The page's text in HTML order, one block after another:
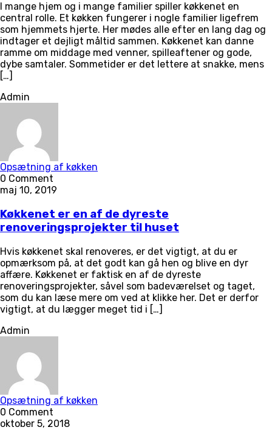
I mange hjem og i mange familier spiller køkkenet en
central rolle. Et køkken fungerer i nogle familier ligefrem
som hjemmets hjerte. Her mødes alle efter en lang dag og
indtager et dejligt måltid sammen. Køkkenet kan danne
ramme om middage med venner, spilleaftener og gode,
dybe samtaler. Sommetider er det lettere at snakke, mens
[…]
Admin
Opsætning af køkken
0 Comment
maj 10, 2019
Køkkenet er en af de dyreste
renoveringsprojekter til huset
Hvis køkkenet skal renoveres, er det vigtigt, at du er
opmærksom på, at det godt kan gå hen og blive en dyr
affære. Køkkenet er faktisk en af de dyreste
renoveringsprojekter, såvel som badeværelset og taget,
som du kan læse mere om ved at klikke her. Det er derfor
vigtigt, at du lægger meget tid i […]
Admin
Opsætning af køkken
0 Comment
oktober 5, 2018